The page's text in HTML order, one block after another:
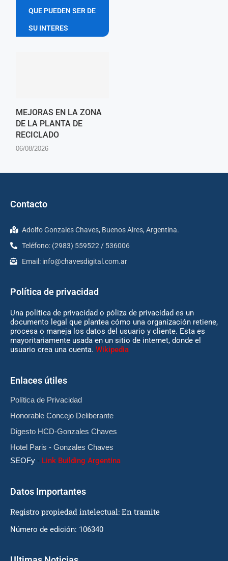
QUE PUEDEN SER DE
SU INTERES
MEJORAS EN LA ZONA
DE LA PLANTA DE
RECICLADO
06/08/2026
Contacto
Adolfo Gonzales Chaves, Buenos Aires, Argentina.
Teléfono: (2983) 559522 / 536006
Email: info@chavesdigital.com.ar
Política de privacidad
Una política de privacidad o póliza de privacidad es un
documento legal que plantea cómo una organización retiene,
procesa o maneja los datos del usuario y cliente. Esta es
mayoritariamente usada en un sitio de internet, donde el
usuario crea una cuenta. Wikipedia
Enlaces útiles
Política de Privacidad
Honorable Concejo Deliberante
Digesto HCD-Gonzales Chaves
Hotel Paris - Gonzales Chaves
SEOFy - Link Building Argentina
Datos Importantes
Registro propiedad intelectual: En tramite
Número de edición: 106340